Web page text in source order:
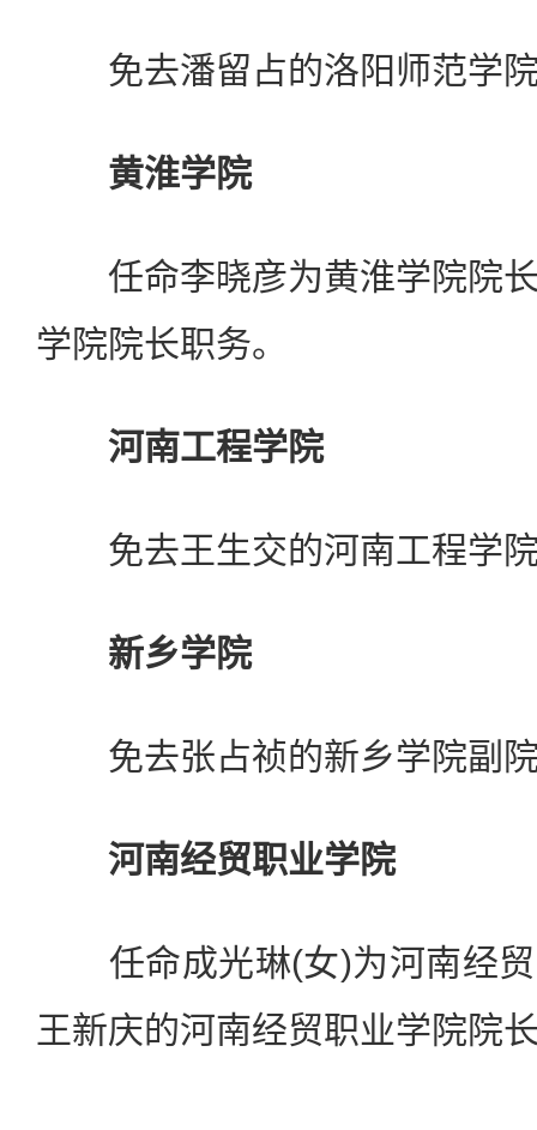
免去潘留占的洛阳师范学院
黄淮学院
任命李晓彦为黄淮学院院长
学院院长职务。
河南工程学院
免去王生交的河南工程学院
新乡学院
免去张占祯的新乡学院副院
河南经贸职业学院
任命成光琳(女)为河南经贸
王新庆的河南经贸职业学院院